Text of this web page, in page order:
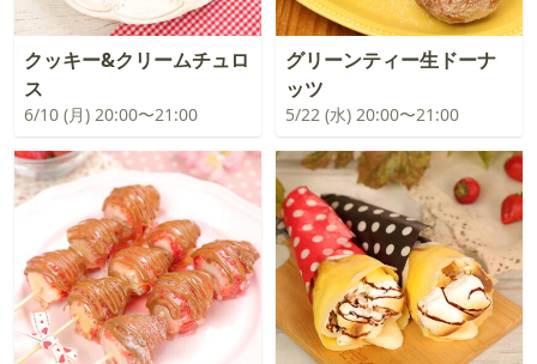
クッキー&クリームチュロ
ス
6/10 (月) 20:00〜21:00
グリーンティー生ドーナ
ッツ
5/22 (水) 20:00〜21:00